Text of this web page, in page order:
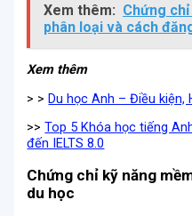
Xem thêm: Chứng
phân loại và cách
Xem thêm
> >Du học Anh – Điều kiện,
>>Top 5 Khóa học tiếng
đến IELTS 8.0
Chứng chỉ kỹ năng
du học